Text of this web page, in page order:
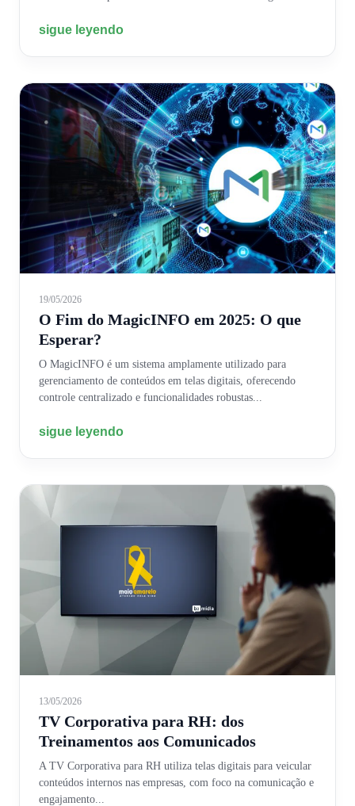
sigue leyendo
19/05/2026
O Fim do MagicINFO em 2025: O que
Esperar?
O MagicINFO é um sistema amplamente utilizado para
gerenciamento de conteúdos em telas digitais, oferecendo
controle centralizado e funcionalidades robustas...
sigue leyendo
13/05/2026
TV Corporativa para RH: dos
Treinamentos aos Comunicados
A TV Corporativa para RH utiliza telas digitais para veicular
conteúdos internos nas empresas, com foco na comunicação e
engajamento...